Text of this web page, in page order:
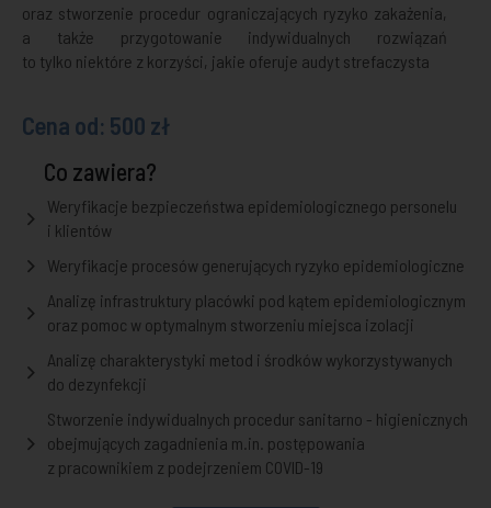
oraz stworzenie procedur ograniczających ryzyko zakażenia,
a także przygotowanie indywidualnych rozwiązań
to tylko niektóre z korzyści, jakie oferuje audyt strefaczysta
Cena od: 500 zł
Co zawiera?
Weryfikacje bezpieczeństwa epidemiologicznego personelu
i klientów
Weryfikacje procesów generujących ryzyko epidemiologiczne
Analizę infrastruktury placówki pod kątem epidemiologicznym
oraz pomoc w optymalnym stworzeniu miejsca izolacji
Analizę charakterystyki metod i środków wykorzystywanych
do dezynfekcji
Stworzenie indywidualnych procedur sanitarno - higienicznych
obejmujących zagadnienia m.in. postępowania
z pracownikiem z podejrzeniem COVID-19